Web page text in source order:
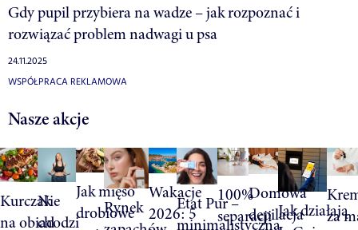
Gdy pupil przybiera na wadze – jak rozpoznać i
rozwiązać problem nadwagi u psa
24.11.2025
WSPÓŁPRACA REKLAMOWA
Nasze akcje
Kurczak
na obiad
Nie
chodzi
Jak mięso
drobiowe
Rynek
Wakacje
2026: 5Etat Pur –
minimalistyczna
100%
separacji
Domowa
depilacjaJak działają
za